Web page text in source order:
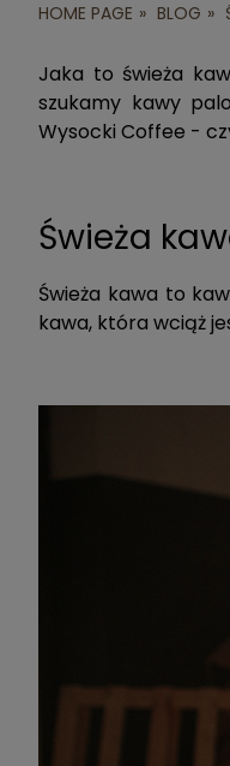
HOME PAGE BLOG
Jaka to świeża
szukamy kawy
Wysocki Coffee -
Świeża
Świeża kawa to
kawa, która wciąż